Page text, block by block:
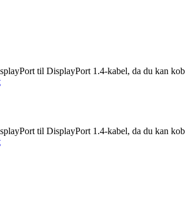
til DisplayPort 1.4-kabel, da du kan
til DisplayPort 1.4-kabel, da du kan